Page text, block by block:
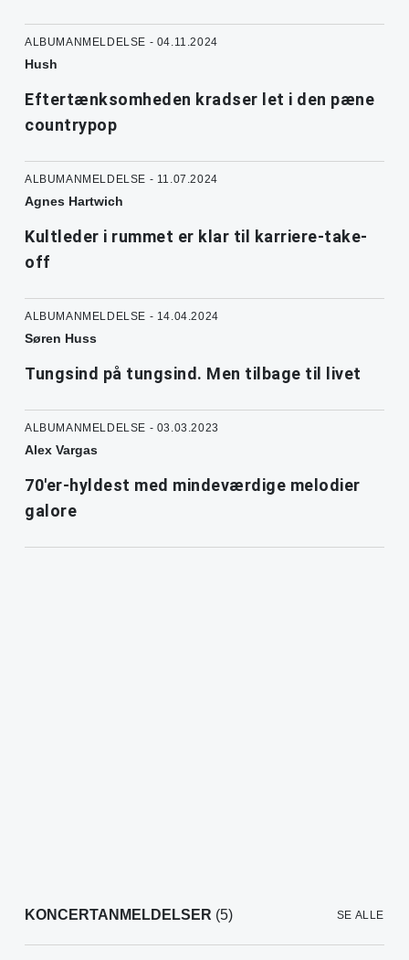
ALBUMANMELDELSE - 04.11.2024
Hush
Eftertænksomheden kradser let i den pæne
countrypop
ALBUMANMELDELSE - 11.07.2024
Agnes Hartwich
Kultleder i rummet er klar til karriere-take-
off
ALBUMANMELDELSE - 14.04.2024
Søren Huss
Tungsind på tungsind. Men tilbage til livet
ALBUMANMELDELSE - 03.03.2023
Alex Vargas
70'er-hyldest med mindeværdige melodier
galore
KONCERTANMELDELSER (5) SE ALLE